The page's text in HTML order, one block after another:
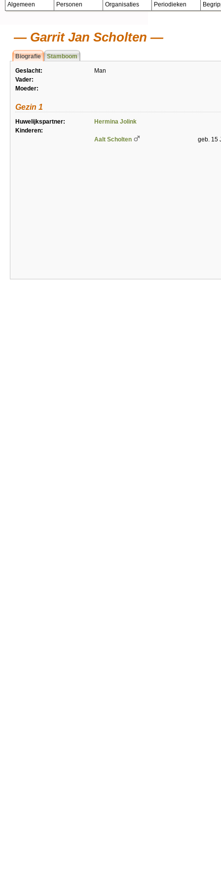
Algemeen Personen Organisaties Periodieken
Garrit Jan Scholten
Biografie Stamboom
Geslacht:
Man
Vader:
Moeder:
Gezin 1
Huwelijkspartner:
Hermina Jolink
Kinderen:
Aalt Scholten
geb. 15